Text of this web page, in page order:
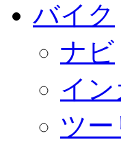
バイク
ナビ
イ
ツ